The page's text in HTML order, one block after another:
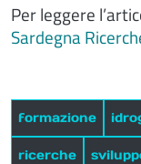
Per leggere
Sardegna
formazione
ricerche